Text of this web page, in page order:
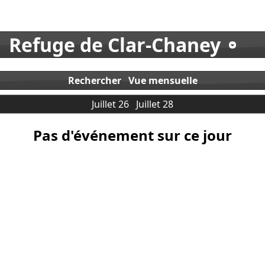
Refuge de Clar-Chaney
Rechercher Vue mensuelle
Juillet 26 Juillet 28
Pas d'événement sur ce jour